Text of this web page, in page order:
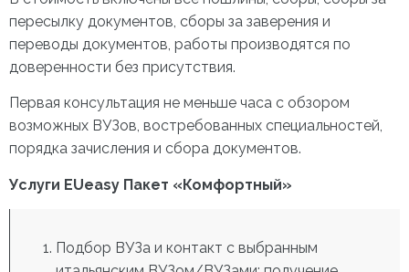
пересылку документов, сборы за заверения и
переводы документов, работы производятся по
доверенности без присутствия.
Первая консультация не меньше часа с обзором
возможных ВУЗов, востребованных специальностей,
порядка зачисления и сбора документов.
Услуги EUeasy Пакет «Комфортный»
Подбор ВУЗа и контакт с выбранным